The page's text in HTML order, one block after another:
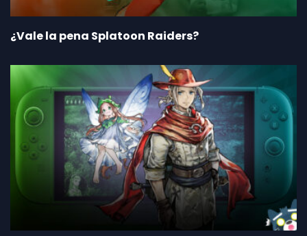
¿Vale la pena Splatoon Raiders?